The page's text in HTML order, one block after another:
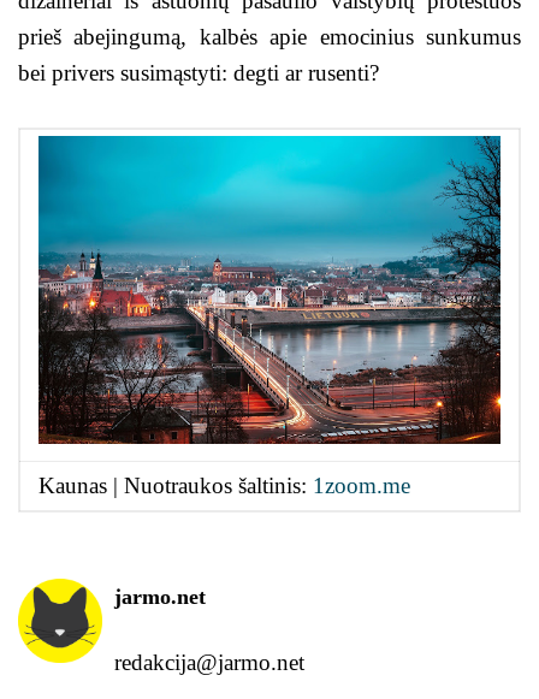
prieš abejingumą, kalbės apie emocinius sunkumus
bei privers susimąstyti: degti ar rusenti?
Kaunas | Nuotraukos šaltinis: 1zoom.me
jarmo.net
redakcija@jarmo.net